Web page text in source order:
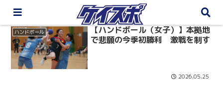
ハンドボール
【ハンドボール（女子）】本拠地
で悲願の今季初勝利 激戦を制す
2026.05.25